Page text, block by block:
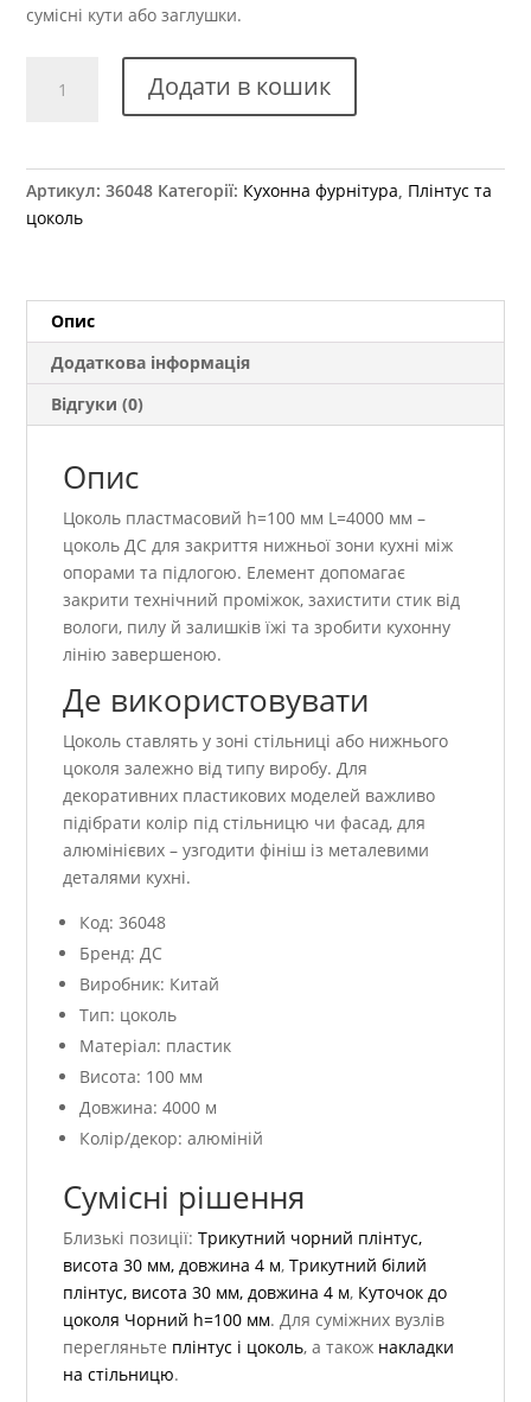
сумісні кути або заглушки.
пластмасовий
мм
кількість
Додати в кошик
Артикул:36048 Категорії: Кухонна фурнітура Плінтус та
цоколь
Опис
Додаткова інформація
Відгуки (0)
Опис
Цоколь пластмасовий h=100 мм L=4000 мм –
цоколь ДС для закриття нижньої зони кухні між
опорами та підлогою. Елемент допомагає
закрити технічний проміжок, захистити стик від
вологи, пилу й залишків їжі та зробити кухонну
лінію завершеною.
Де використовувати
Цоколь ставлять у зоні стільниці або нижнього
цоколя залежно від типу виробу. Для
декоративних пластикових моделей важливо
підібрати колір під стільницю чи фасад, для
алюмінієвих – узгодити фініш із металевими
деталями кухні.
Код: 36048
Бренд: ДС
Виробник: Китай
Тип: цоколь
Матеріал: пластик
Висота: 100 мм
Довжина: 4000 м
Колір/декор: алюміній
Сумісні рішення
Близькі позиції:Трикутний чорний плінтус,
висота 30 мм, довжина 4 м,Трикутний білий
плінтус, висота 30 мм, довжина 4 м, Куточок до
цоколя Чорний h=100 мм. Для суміжних вузлів
перегляньте плінтус і цоколь, а також накладки
на стільницю.